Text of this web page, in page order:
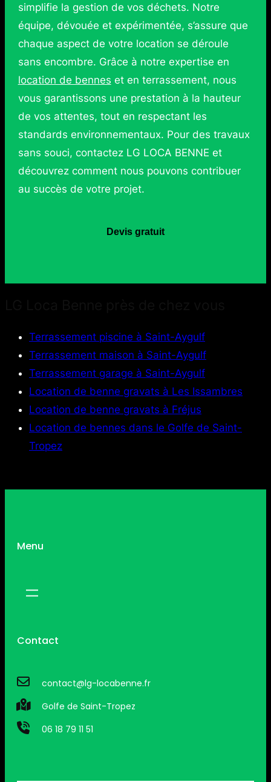
simplifie la gestion de vos déchets. Notre
équipe, dévouée et expérimentée, s’assure que
chaque aspect de votre location se déroule
sans encombre. Grâce à notre expertise en
location de bennes et en terrassement, nous
vous garantissons une prestation à la hauteur
de vos attentes, tout en respectant les
standards environnementaux. Pour des travaux
sans souci, contactez LG LOCA BENNE et
découvrez comment nous pouvons contribuer
au succès de votre projet.
Devis gratuit
Terrassement piscine à Saint-Aygulf
Terrassement maison à Saint-Aygulf
Terrassement garage à Saint-Aygulf
Location de benne gravats à Les Issambres
Location de benne gravats à Fréjus
Location de bennes dans le Golfe de Saint-
Tropez
Menu
Contact
contact@lg-locabenne.fr
Golfe de Saint-Tropez
06 18 79 11 51